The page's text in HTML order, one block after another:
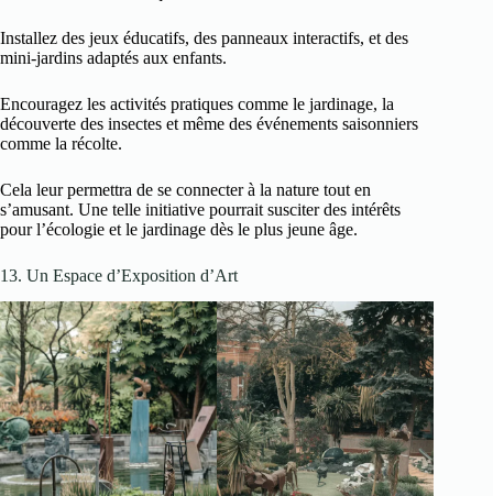
Installez des jeux éducatifs, des panneaux interactifs, et des
mini-jardins adaptés aux enfants.
Encouragez les activités pratiques comme le jardinage, la
découverte des insectes et même des événements saisonniers
comme la récolte.
Cela leur permettra de se connecter à la nature tout en
s’amusant. Une telle initiative pourrait susciter des intérêts
pour l’écologie et le jardinage dès le plus jeune âge.
13. Un Espace d’Exposition d’Art